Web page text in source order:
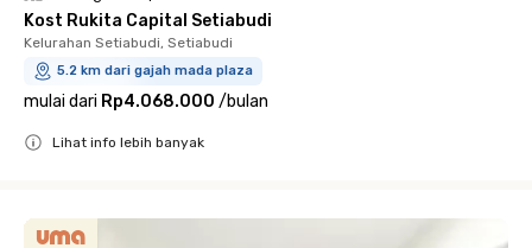
Kost Rukita Capital Setiabudi
Kelurahan Setiabudi, Setiabudi
5.2 km dari gajah mada plaza
mulai dari Rp4.068.000 /bulan
Lihat info lebih banyak